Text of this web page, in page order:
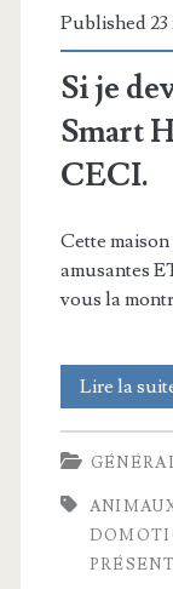
Published
Si je
Smart
CECI.
Cette
amusantes
vous la
Lire la